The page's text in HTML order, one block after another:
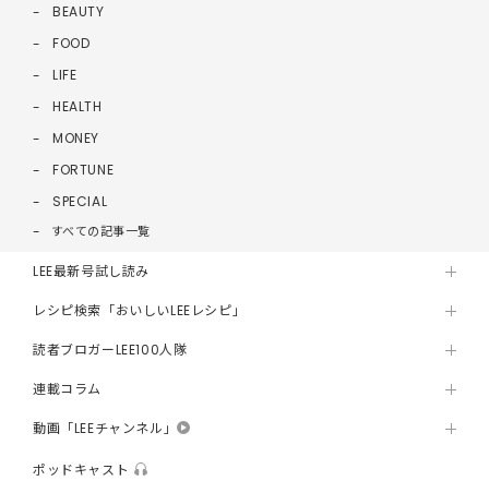
BEAUTY
FOOD
LIFE
HEALTH
MONEY
FORTUNE
SPECIAL
すべての記事一覧
LEE最新号試し読み
レシピ検索「おいしいLEEレシピ」
読者ブロガーLEE100人隊
連載コラム
動画「LEEチャンネル」
ポッドキャスト